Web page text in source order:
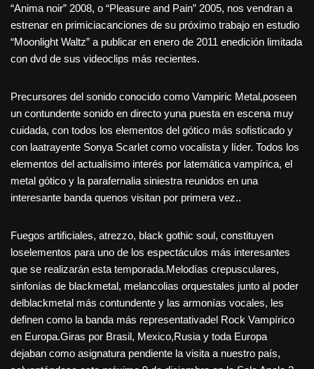
“Anima noir” 2008, o “Pleasure and Pain” 2005, nos vendran a
estrenar en primiciacanciones de su próximo trabajo en estudio
“Moonlight Waltz” a publicar en enero de 2011 enedición limitada
con dvd de sus videoclips más recientes.
Precursores del sonido conocido como Vampiric Metal,poseen
un contundente sonido en directo yuna puesta en escena muy
cuidada, con todos los elementos del gótico más sofisticado y
con laatrayente Sonya Scarlet como vocalista y líder. Todos los
elementos del actualísimo interés por latemática vampírica, el
metal gótico y la parafernalia siniestra reunidos en una
interesante banda quenos visitan por primera vez..
Fuegos artificiales, atrezzo, black gothic soul, constituyen
loselementos para uno de los espectáculos más interesantes
que se realizarán esta temporada.Melodías crepusculares,
sinfonías de blackmetal, melancolias orquestales junto al poder
delblackmetal más contundente y las armonías vocales, les
definen como la banda más representativadel Rock Vampírico
en Europa.Giras por Brasil, Mexico,Rusia y toda Europa
dejaban como asignatura pendiente la visita a nuestro país,